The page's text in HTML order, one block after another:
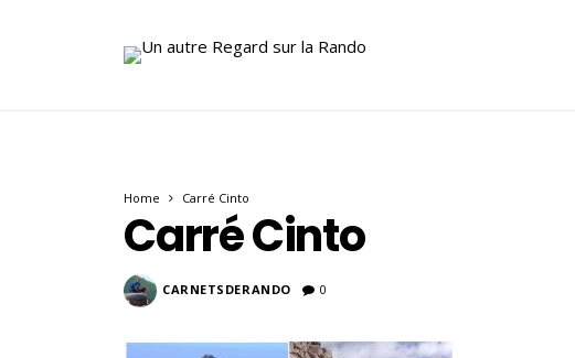
Home Carré Cinto
Carré Cinto
CARNETSDERANDO 0